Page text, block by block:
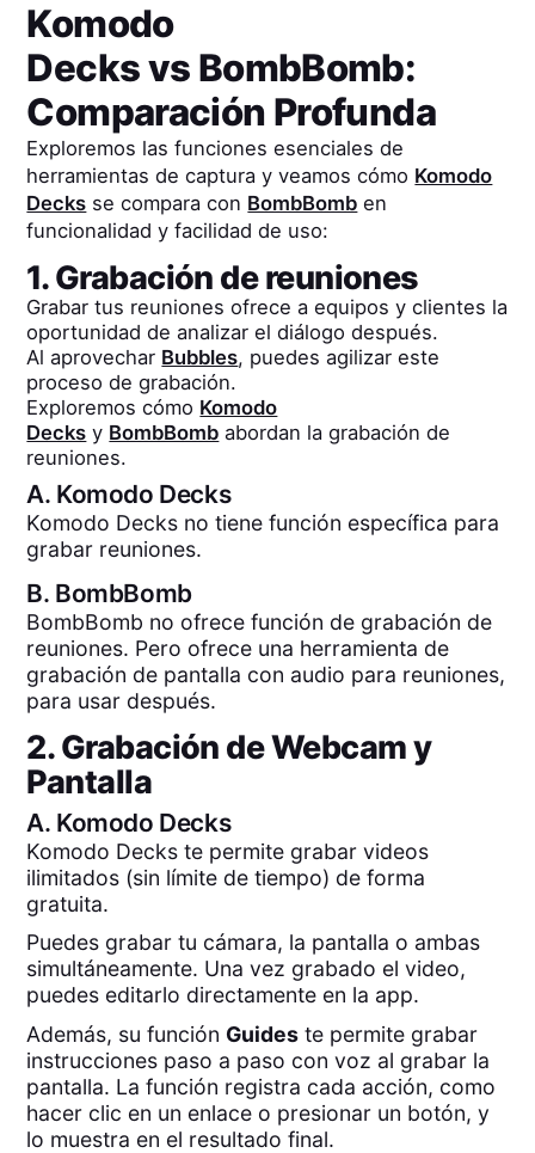
Komodo
Decksvs BombBomb:
Comparación Profunda
Exploremos las funciones esenciales de
herramientas de captura y veamos cómo Komodo
Decks se compara con BombBomb en
funcionalidad y facilidad de uso:
1. Grabación de reuniones
Grabar tus reuniones ofrece a equipos y clientes la
oportunidad de analizar el diálogo después.
Al aprovechar Bubbles, puedes agilizar este
proceso de grabación.
Exploremos cómo Komodo
Decks y BombBomb abordan la grabación de
reuniones.
A. Komodo Decks
Komodo Decks no tiene función específica para
grabar reuniones.
B. BombBomb
BombBomb no ofrece función de grabación de
reuniones. Pero ofrece una herramienta de
grabación de pantalla con audio para reuniones,
para usar después.
2. Grabación de Webcam y
Pantalla
A. Komodo Decks
Komodo Decks te permite grabar videos
ilimitados (sin límite de tiempo) de forma
gratuita.
Puedes grabar tu cámara, la pantalla o ambas
simultáneamente. Una vez grabado el video,
puedes editarlo directamente en la app.
Además, su función Guides te permite grabar
instrucciones paso a paso con voz al grabar la
pantalla. La función registra cada acción, como
hacer clic en un enlace o presionar un botón, y
lo muestra en el resultado final.